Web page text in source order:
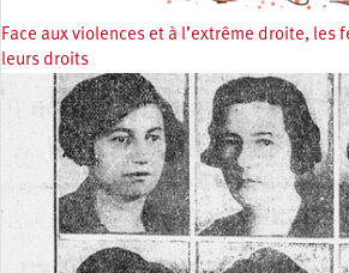
Face aux violences et à l’extrême droite, les
leurs droits